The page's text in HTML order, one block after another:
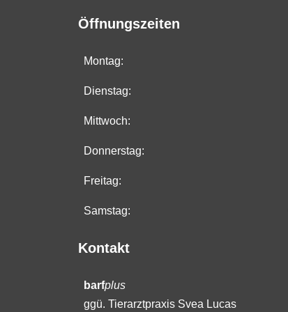
Öffnungszeiten
Montag:
Dienstag:
Mittwoch:
Donnerstag:
Freitag:
Samstag:
Kontakt
barfplus
ggü. Tierarztpraxis Svea Lucas